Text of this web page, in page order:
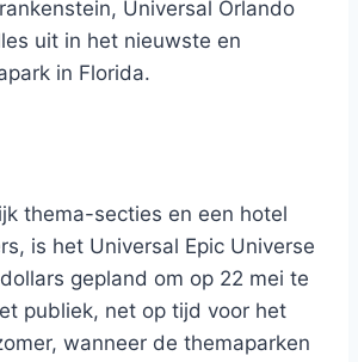
Universal Orlando
uit in het nieuwste en
in Florida.
thema-secties en een hotel
is het Universal Epic Universe
gepland om op 22 mei te
publiek, net op tijd voor het
wanneer de themaparken